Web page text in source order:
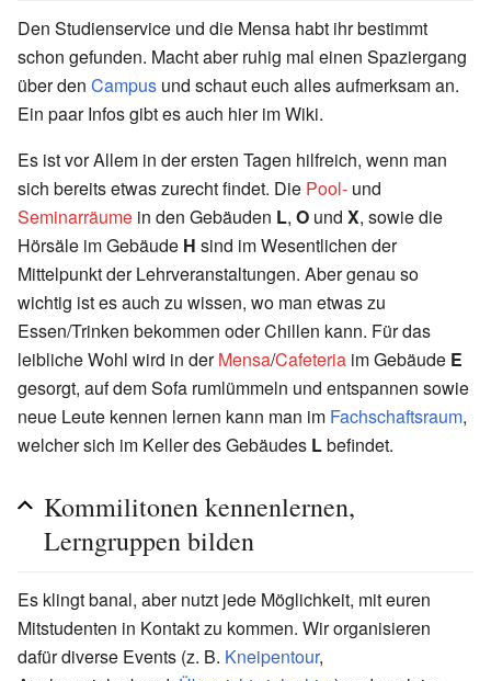
Den Studienservice und die Mensa habt ihr bestimmt
schon gefunden. Macht aber ruhig mal einen Spaziergang
über den Campus und schaut euch alles aufmerksam an.
Ein paar Infos gibt es auch hier im Wiki.
Es ist vor Allem in der ersten Tagen hilfreich, wenn man
sich bereits etwas zurecht findet. Die Pool- und
Seminarräume in den Gebäuden L, O und X, sowie die
Hörsäle im Gebäude H sind im Wesentlichen der
Mittelpunkt der Lehrveranstaltungen. Aber genau so
wichtig ist es auch zu wissen, wo man etwas zu
Essen/Trinken bekommen oder Chillen kann. Für das
leibliche Wohl wird in derMensa/Cafeteria im Gebäude E
gesorgt, auf dem Sofa rumlümmeln und entspannen sowie
neue Leute kennen lernen kann man im Fachschaftsraum,
welcher sich im Keller des Gebäudes Lbefindet.
Kommilitonen kennenlernen,
Lerngruppen bilden
Es klingt banal, aber nutzt jede Möglichkeit, mit euren
Mitstudenten in Kontakt zu kommen. Wir organisieren
dafür diverse Events (z. B. Kneipentour,